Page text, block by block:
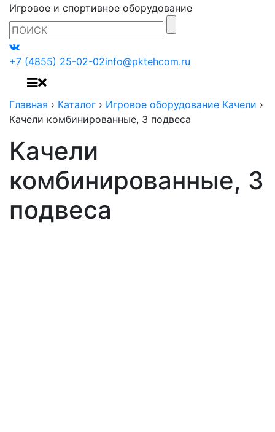
Игровое и спортивное оборудование
+7 (4855) 25-02-02info@pktehcom.ru
Главная › Каталог › Игровое оборудование Качели ›
Качели комбинированные, 3 подвеса
Качели
комбинированные, 3
подвеса